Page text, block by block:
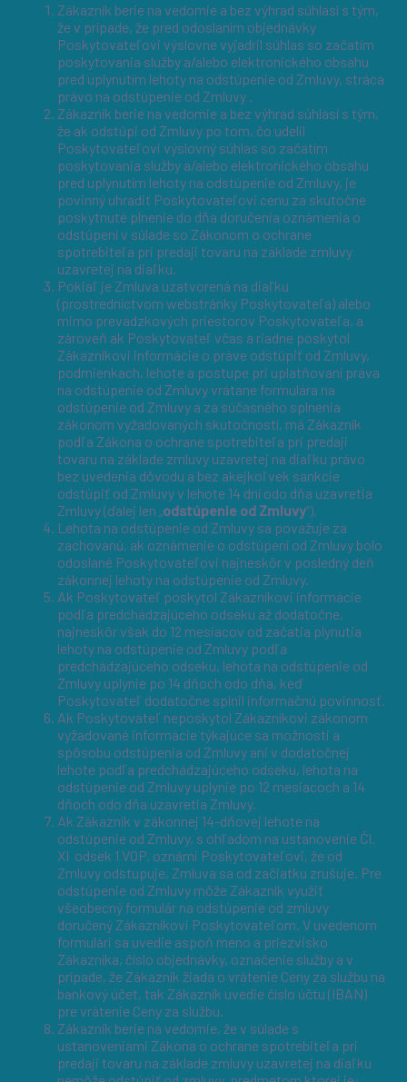
Zákazník berie na vedomie a bez výhrad súhlasí s tým,
že v prípade, že pred odoslaním objednávky
Poskytovateľovi výslovne vyjadril súhlas so začatím
poskytovania služby a/alebo elektronického obsahu
pred uplynutím lehoty na odstúpenie od Zmluvy, stráca
právo na odstúpenie od Zmluvy .
Zákazník berie na vedomie a bez výhrad súhlasí s tým,
že ak odstúpi od Zmluvy po tom, čo udelil
Poskytovateľovi výslovný súhlas so začatím
poskytovania služby a/alebo elektronického obsahu
pred uplynutím lehoty na odstúpenie od Zmluvy, je
povinný uhradiť Poskytovateľovi cenu za skutočne
poskytnuté plnenie do dňa doručenia oznámenia o
odstúpení v súlade so Zákonom o ochrane
spotrebiteľa pri predaji tovaru na základe zmluvy
uzavretej na diaľku.
Pokiaľ je Zmluva uzatvorená na diaľku
(prostredníctvom webstránky Poskytovateľa) alebo
mimo prevádzkových priestorov Poskytovateľa, a
zároveň ak Poskytovateľ včas a riadne poskytol
Zákazníkovi informácie o práve odstúpiť od Zmluvy,
podmienkach, lehote a postupe pri uplatňovaní práva
na odstúpenie od Zmluvy vrátane formulára na
odstúpenie od Zmluvy a za súčasného splnenia
zákonom vyžadovaných skutočností, má Zákazník
podľa Zákona o ochrane spotrebiteľa pri predaji
tovaru na základe zmluvy uzavretej na diaľku právo
bez uvedenia dôvodu a bez akejkoľvek sankcie
odstúpiť od Zmluvy v lehote 14 dní odo dňa uzavretia
Zmluvy (ďalej len „odstúpenie od Zmluvy“).
Lehota na odstúpenie od Zmluvy sa považuje za
zachovanú, ak oznámenie o odstúpení od Zmluvy bolo
odoslané Poskytovateľovi najneskôr v posledný deň
zákonnej lehoty na odstúpenie od Zmluvy.
Ak Poskytovateľ poskytol Zákazníkovi informácie
podľa predchádzajúceho odseku až dodatočne,
najneskôr však do 12 mesiacov od začatia plynutia
lehoty na odstúpenie od Zmluvy podľa
predchádzajúceho odseku, lehota na odstúpenie od
Zmluvy uplynie po 14 dňoch odo dňa, keď
Poskytovateľ dodatočne splnil informačnú povinnosť.
Ak Poskytovateľ neposkytol Zákazníkovi zákonom
vyžadované informácie týkajúce sa možnosti a
spôsobu odstúpenia od Zmluvy ani v dodatočnej
lehote podľa predchádzajúceho odseku, lehota na
odstúpenie od Zmluvy uplynie po 12 mesiacoch a 14
dňoch odo dňa uzavretia Zmluvy.
Ak Zákazník v zákonnej 14-dňovej lehote na
odstúpenie od Zmluvy, s ohľadom na ustanovenie Čl.
XI odsek 1 VOP, oznámi Poskytovateľovi, že od
Zmluvy odstupuje, Zmluva sa od začiatku zrušuje. Pre
odstúpenie od Zmluvy môže Zákazník využiť
všeobecný formulár na odstúpenie od zmluvy
doručený Zákazníkovi Poskytovateľom. V uvedenom
formulári sa uvedie aspoň meno a priezvisko
Zákazníka, číslo objednávky, označenie služby a v
prípade, že Zákazník žiada o vrátenie Ceny za službu na
bankový účet, tak Zákazník uvedie číslo účtu (IBAN)
pre vrátenie Ceny za službu.
Zákazník berie na vedomie, že v súlade s
ustanoveniami Zákona o ochrane spotrebiteľa pri
predaji tovaru na základe zmluvy uzavretej na diaľku